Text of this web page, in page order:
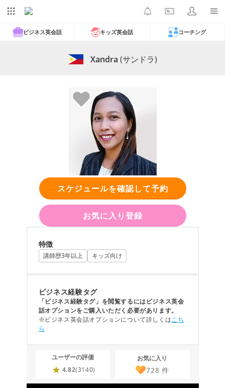
ビジネス英会話 キッズ英会話 コーチング
Xandra (サンドラ)
スケジュールを確認して予約
お気に入り登録
特徴
講師歴3年以上 キッズ向け
ビジネス経験タグ
「ビジネス経験タグ」を閲覧するにはビジネス英会
話オプションをご購入いただく必要があります。
※ビジネス英会話オプションについて詳しくはこち
ら
ユーザーの評価
4.82(3140)
お気に入り
728 件